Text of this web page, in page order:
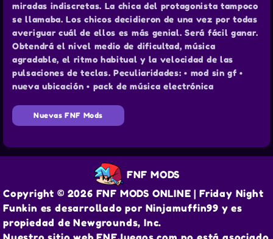
miradas indiscretas. La chica del protagonista tampoco
se llamaba. Los chicos decidieron de una vez por todas
averiguar cuál de ellos es más genial. Será fácil ganar.
Obtendrá el nivel medio de dificultad, música
agradable, el ritmo habitual y la velocidad de las
pulsaciones de teclas. Peculiaridades: • mod sin gf •
nueva ubicación • pack de música electrónica
Nuevas FNF Mods
FNF MODS
Copyright © 2026 FNF MODS ONLINE | Friday Night
Funkin es desarrollado por Ninjamuffin99 y es
propiedad de Newgrounds, Inc.